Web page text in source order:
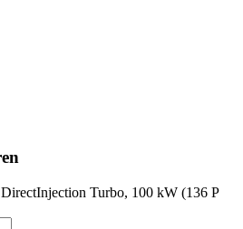
Turbo, 100 kW (136 P